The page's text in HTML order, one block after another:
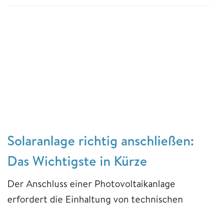
Solaranlage richtig anschließen:
Das Wichtigste in Kürze
Der Anschluss einer Photovoltaikanlage
erfordert die Einhaltung von technischen